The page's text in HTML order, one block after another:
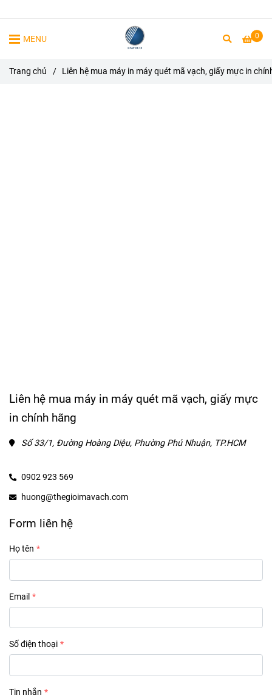
0
MENU
Trang chủ / Liên hệ mua máy in máy quét mã vạch, giấy mực in
Liên hệ mua máy in máy quét mã vạch, giấy mực
in chính hãng
Số 33/1, Đường Hoàng Diệu, Phường Phú Nhuận, TP.HCM
0902 923 569
huong@thegioimavach.com
Form liên hệ
Họ tên
Email
Số điện thoại
Tin nhắn